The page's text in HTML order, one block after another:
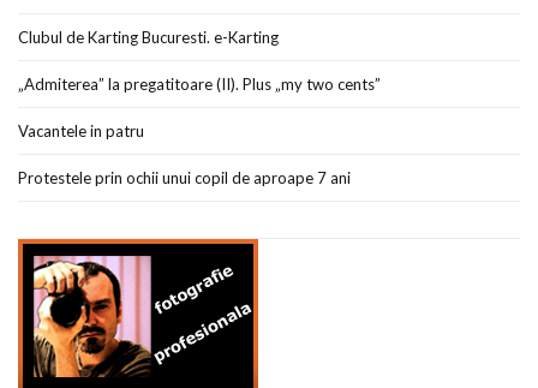
Clubul de Karting Bucuresti. e-Karting
„Admiterea” la pregatitoare (II). Plus „my two cents”
Vacantele in patru
Protestele prin ochii unui copil de aproape 7 ani